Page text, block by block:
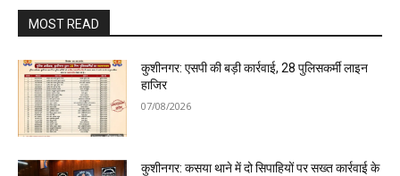
MOST READ
कुशीनगर: एसपी की बड़ी कार्रवाई, 28 पुलिसकर्मी लाइन
हाजिर
07/08/2026
कुशीनगर: कसया थाने में दो सिपाहियों पर सख्त कार्रवाई के